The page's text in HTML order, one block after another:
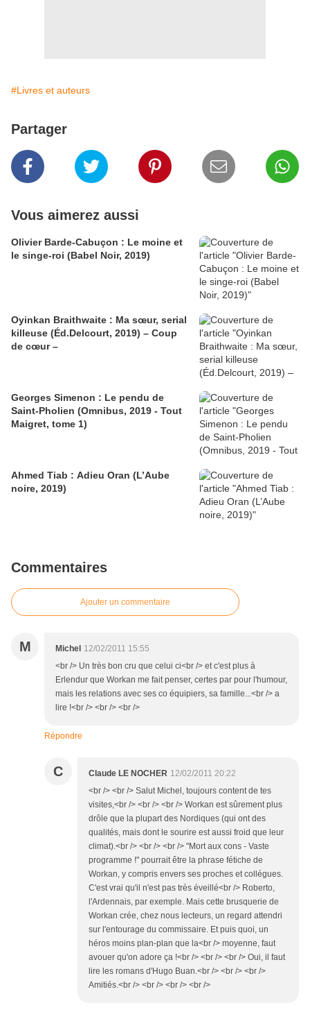
#Livres et auteurs
Partager
Vous aimerez aussi
Olivier Barde-Cabuçon : Le moine et
le singe-roi (Babel Noir, 2019)
Oyinkan Braithwaite : Ma sœur, serial
killeuse (Éd.Delcourt, 2019) – Coup
de cœur –
Georges Simenon : Le pendu de
Saint-Pholien (Omnibus, 2019 - Tout
Maigret, tome 1)
Ahmed Tiab : Adieu Oran (L’Aube
noire, 2019)
Commentaires
Ajouter un commentaire
M Michel 12/02/2011 15:55
<br /> Un très bon cru que celui ci<br /> et c'est plus à
Erlendur que Workan me fait penser, certes par pour l'humour,
mais les relations avec ses co équipiers, sa famille...<br /> a
lire !<br /> <br /> <br />
Répondre
C Claude LE NOCHER 12/02/2011 20:22
<br /> <br /> Salut Michel, toujours content de tes
visites,<br /> <br /> <br /> Workan est sûrement plus
drôle que la plupart des Nordiques (qui ont des
qualités, mais dont le sourire est aussi froid que leur
climat).<br /> <br /> <br /> "Mort aux cons - Vaste
programme !" pourrait être la phrase fétiche de
Workan, y compris envers ses proches et collégues.
C'est vrai qu'il n'est pas très éveillé<br /> Roberto,
l'Ardennais, par exemple. Mais cette brusquerie de
Workan crée, chez nous lecteurs, un regard attendri
sur l'entourage du commissaire. Et puis quoi, un
héros moins plan-plan que la<br /> moyenne, faut
avouer qu'on adore ça !<br /> <br /> <br /> Oui, il faut
lire les romans d'Hugo Buan.<br /> <br /> <br />
Amitiés.<br /> <br /> <br /> <br />